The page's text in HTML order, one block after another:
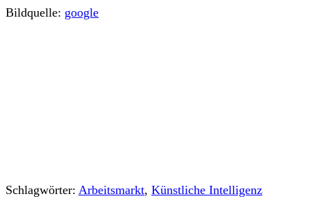
Bildquelle: google
Schlagwörter: Arbeitsmarkt, Künstliche Intelligenz